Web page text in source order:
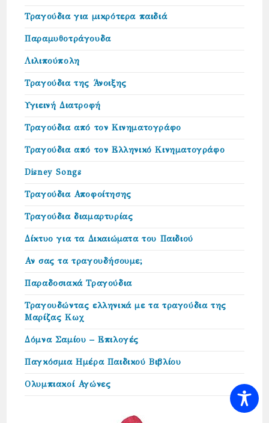
Τραγούδια για μικρότερα παιδιά
Παραμυθοτράγουδα
Λιλιπούπολη
Τραγούδια της Άνοιξης
Υγιεινή Διατροφή
Τραγούδια από τον Κινηματογράφο
Τραγούδια από τον Ελληνικό Κινηματογράφο
Disney Songs
Τραγούδια Αποφοίτησης
Τραγούδια διαμαρτυρίας
Δίκτυο για τα Δικαιώµατα του Παιδιού
Αν σας τα τραγουδήσουμε;
Παραδοσιακά Τραγούδια
Τραγουδώντας ελληνικά με τα τραγούδια της
Μαρίζας Κωχ
Δόμνα Σαμίου – Επιλογές
Παγκόσμια Ημέρα Παιδικού Βιβλίου
Ολυμπιακοί Αγώνες